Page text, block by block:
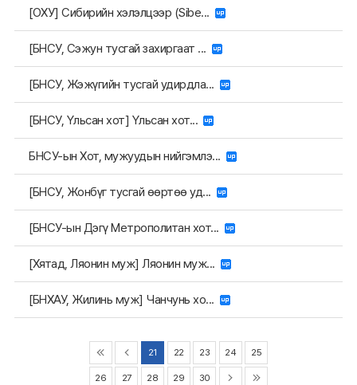
[ОХУ] Сибирийн хэлэлцээр (Sibe...
[БНСУ, Сэжун тусгай захиргаат ...
[БНСУ, Жэжүгийн тусгай удирдла...
[БНСУ, Үльсан хот] Үльсан хот...
БНСУ-ын Хот, мужуудын нийгэмлэ...
[БНСУ, Жонбүг тусгай өөртөө уд...
[БНСУ-ын Дэгү Метрополитан хот...
[Хятад, Ляонин муж] Ляонин муж...
[БНХАУ, Жилинь муж] Чанчунь хо...
21 22 23 24 25
26 27 28 29 30